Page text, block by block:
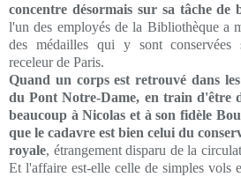
concentre désormais sur sa tâche
l'un des employés de la Bibliothèque a
des médailles qui y sont conservées
receleur de Paris.
Quand un corps est retrouvé dans
du Pont Notre-Dame, en train d'être
beaucoup à Nicolas et à son fidèle
que le cadavre est bien celui du
royale, étrangement disparu de la
Et l'affaire est-elle celle de simples vols